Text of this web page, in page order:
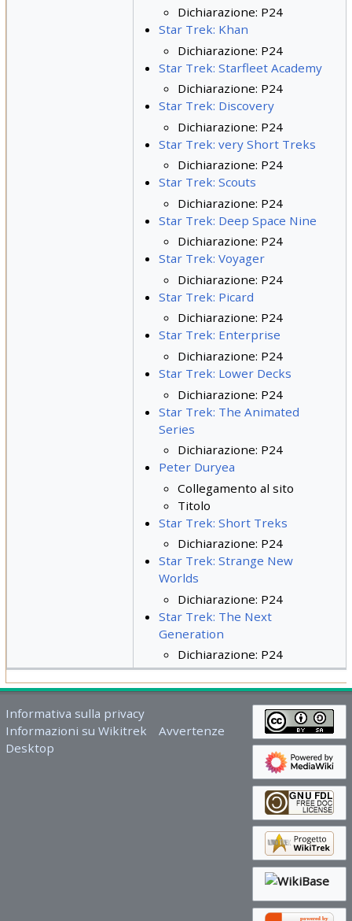
Dichiarazione: P24
Star Trek: Khan
Dichiarazione: P24
Star Trek: Starfleet Academy
Dichiarazione: P24
Star Trek: Discovery
Dichiarazione: P24
Star Trek: very Short Treks
Dichiarazione: P24
Star Trek: Scouts
Dichiarazione: P24
Star Trek: Deep Space Nine
Dichiarazione: P24
Star Trek: Voyager
Dichiarazione: P24
Star Trek: Picard
Dichiarazione: P24
Star Trek: Enterprise
Dichiarazione: P24
Star Trek: Lower Decks
Dichiarazione: P24
Star Trek: The Animated
Series
Dichiarazione: P24
Peter Duryea
Collegamento al sito
Titolo
Star Trek: Short Treks
Dichiarazione: P24
Star Trek: Strange New
Worlds
Dichiarazione: P24
Star Trek: The Next
Generation
Dichiarazione: P24
Informativa sulla privacy
Informazioni su Wikitrek
Avvertenze
Desktop